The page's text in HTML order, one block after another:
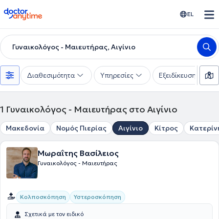
doctoranytime EL
Γυναικολόγος - Μαιευτήρας, Αιγίνιο
Διαθεσιμότητα Υπηρεσίες Εξειδίκευση
1 Γυναικολόγος - Μαιευτήρας στο Αιγίνιο
Μακεδονία Νομός Πιερίας Αιγίνιο Κίτρος
Μωραΐτης Βασίλειος
Γυναικολόγος - Μαιευτήρας
Κολποσκόπηση Υστεροσκόπηση
Σχετικά με τον ειδικό